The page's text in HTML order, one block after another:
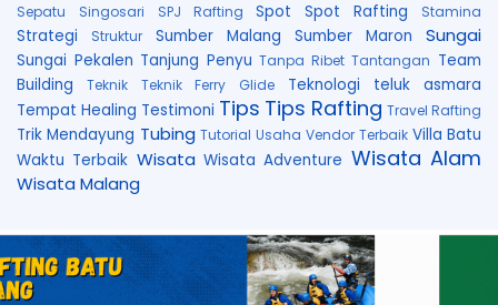
Sepatu Singosari SPJ Rafting Spot Spot Rafting Stamina
Strategi Struktur Sumber Malang Sumber Maron Sungai
Sungai Pekalen Tanjung Penyu Tanpa Ribet Tantangan Team
Building
Teknik Teknik Ferry Glide Teknologi
teluk asmara
Tempat Healing Testimoni Tips Tips Rafting Travel Rafting
Trik Mendayung Tubing Tutorial Usaha Vendor Terbaik Villa Batu
Waktu Terbaik Wisata Wisata Adventure Wisata Alam
Wisata Malang